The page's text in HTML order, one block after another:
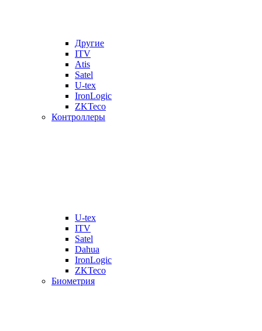
Другие
ITV
Atis
Satel
U-tex
IronLogic
ZKTeco
Контроллеры
U-tex
ITV
Satel
Dahua
IronLogic
ZKTeco
Биометрия